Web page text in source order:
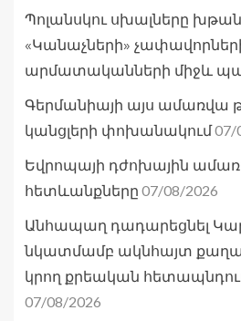
Պոլանսկու սխալները
«Կանաչների»
արմատականների միջև
Գերմանիայի այս ամառվա
կանցլերի փոխանակում07/
Եվրոպայի դժոխային
հետևանքները 07/08/2026
Անհապաղ դադարեցնել
նկատմամբ ակնհայտ
կրող քրեական
07/08/2026